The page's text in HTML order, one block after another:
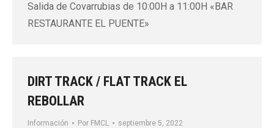
Salida de Covarrubias de 10:00H a 11:00H «BAR
RESTAURANTE EL PUENTE»
DIRT TRACK / FLAT TRACK EL
REBOLLAR
Información Por FMCL
septiembre 5, 2022